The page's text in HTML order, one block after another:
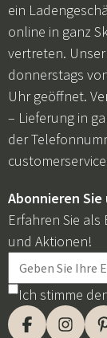
ein
online in ganz
vertreten.
donnerstags
Uhr geöffnet.
– Lieferung in
der
Abonnieren
Erfahren Sie
und Aktionen!
Ich stimme